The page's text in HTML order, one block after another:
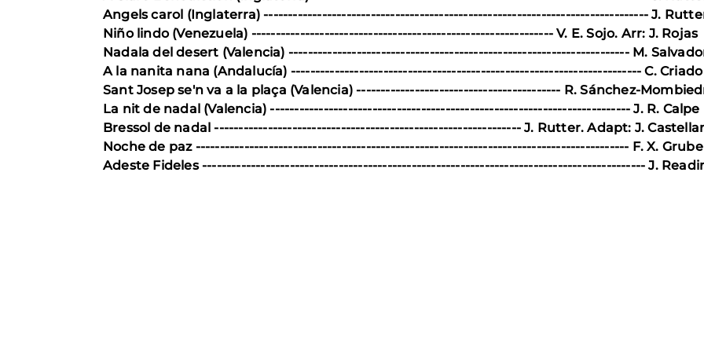
Angels carol (Inglaterra) ------------------------------------------------------------------------------- J.
Niño lindo (Venezuela) -------------------------------------------------------------- V. E. Sojo. Arr: J. Rojas
Nadala del desert (Valencia) ---------------------------------------------------------------------- M.
A la nanita nana (Andalucía) ------------------------------------------------------------------------ C. Criado
Sant Josep se'n va a la plaça (Valencia) ------------------------------------------ R. Sánchez-
La nit de nadal (Valencia) -------------------------------------------------------------------------- J. R. Calpe
Bressol de nadal --------------------------------------------------------------- J. Rutter. Adapt: J.
Noche de paz ----------------------------------------------------------------------------------------- F. X.
Adeste Fideles ------------------------------------------------------------------------------------------- J.